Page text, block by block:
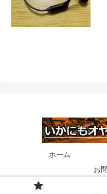
ホーム
お
© 2020 いかに